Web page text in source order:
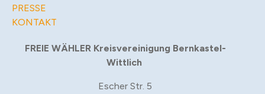
PRESSE
KONTAKT
FREIE WÄHLER Kreisvereinigung Bernkastel-
Wittlich
Escher Str. 5